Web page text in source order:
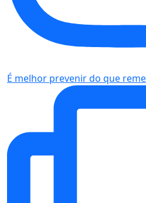
É melhor prevenir do que